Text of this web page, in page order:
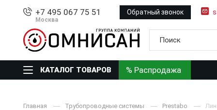
+7 495 067 75 51
Москва
Обратный звонок
КАТАЛОГ ТОВАРОВ % Распродажа
Главная Трубопроводные системы Prestabo